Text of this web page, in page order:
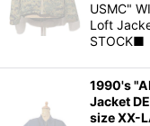
USMC"
Loft
1990's
Jacket
size XX-